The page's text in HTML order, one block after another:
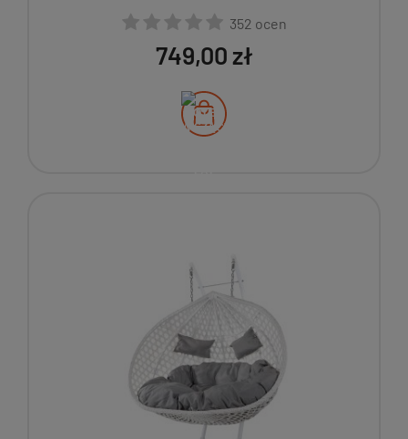
352 ocen
749,00 zł